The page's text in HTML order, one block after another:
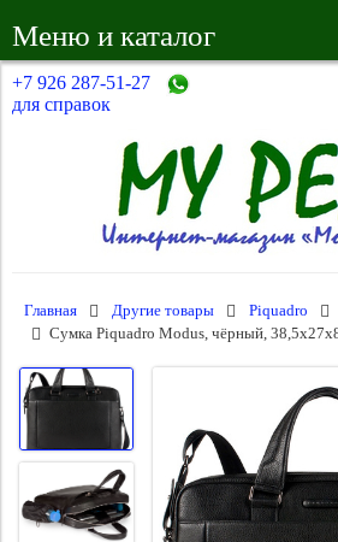
Меню и каталог
+7 926 287-51-27
для справок
Главная Другие товары Piquadro
Сумка Piquadro Modus, чёрный,